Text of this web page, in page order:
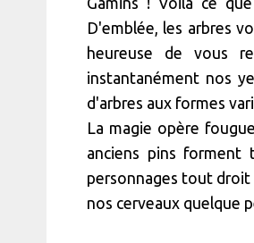
D'emblée, les arbres
heureuse de vous
instantanément nos
d'arbres aux formes
La magie opère
anciens pins
personnages tout droit
nos cerveaux quelque